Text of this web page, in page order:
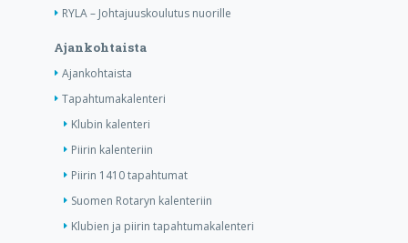
RYLA – Johtajuuskoulutus nuorille
Ajankohtaista
Ajankohtaista
Tapahtumakalenteri
Klubin kalenteri
Piirin kalenteriin
Piirin 1410 tapahtumat
Suomen Rotaryn kalenteriin
Klubien ja piirin tapahtumakalenteri